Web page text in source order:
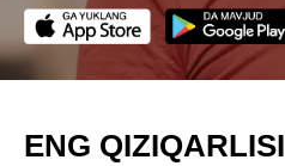
ENG QIZIQARLISI